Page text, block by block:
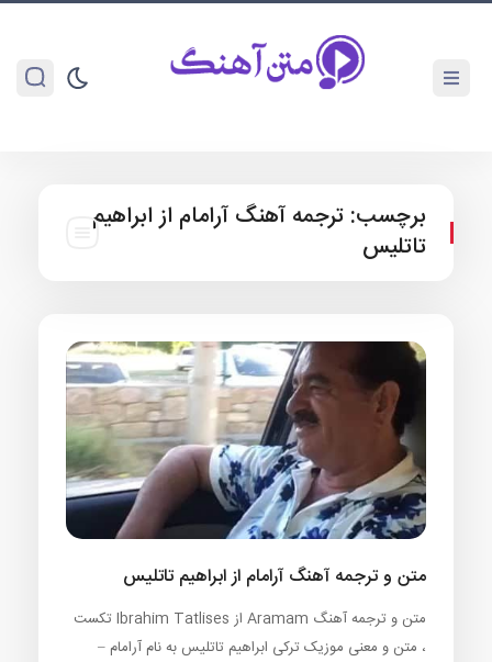
برچسب: ترجمه آهنگ آرامام از ابراهیم
تاتلیس
متن و ترجمه آهنگ آرامام از ابراهیم تاتلیس
متن و ترجمه آهنگ Aramam از Ibrahim Tatlises تکست
، متن و معنی موزیک ترکی ابراهیم تاتلیس به نام آرامام –